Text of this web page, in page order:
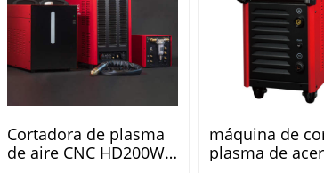
Cortadora de plasma
de aire CNC HD200W
máquina de
plasma de